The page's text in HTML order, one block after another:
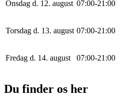
Onsdag d. 12. august 07:00-21 :00
Torsdag d. 13. august 07:00-21 :00
Fredag d. 14. august 07:00-21 :00
Du finder os her